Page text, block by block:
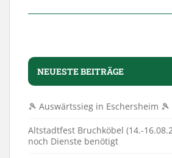
NEUESTE BEITRÄGE
🎾 Auswärtssieg in Eschersheim 🎾
Altstadtfest Bruchköbel (14.-
noch Dienste benötigt